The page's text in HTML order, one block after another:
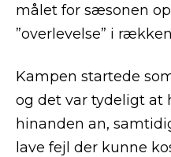
målet for sæsonen
”overlevelse” i
Kampen startede
og det var tydeligt at
hinanden an,
lave fejl der kunne